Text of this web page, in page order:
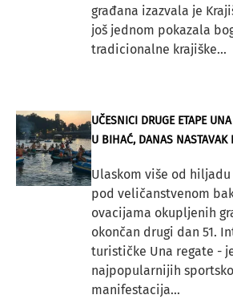
građana izazvala je
još jednom pokazala
tradicionalne krajiške...
UČESNICI DRUGE ETAPE
U BIHAĆ, DANAS NASTAVAK
Ulaskom više od hiljadu
pod veličanstvenom
ovacijama okupljenih
okončan drugi dan 51.
turističke Una regate -
najpopularnijih
manifestacija...